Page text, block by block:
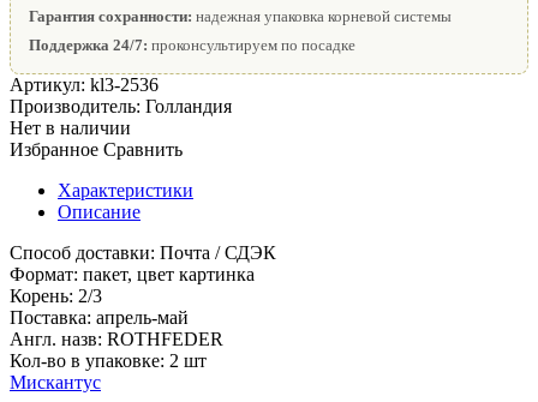
Гарантия сохранности: надежная упаковка корневой системы
Поддержка 24/7: проконсультируем по посадке
Артикул: kl3-2536
Производитель: Голландия
Нет в наличии
Избранное Сравнить
Характеристики
Описание
Способ доставки: Почта / СДЭК
Формат: пакет, цвет картинка
Корень: 2/3
Поставка: апрель-май
Англ. назв: ROTHFEDER
Кол-во в упаковке: 2 шт
Мискантус